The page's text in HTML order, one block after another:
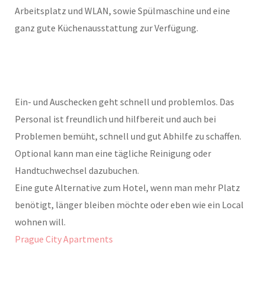
Arbeitsplatz und WLAN, sowie Spülmaschine und eine
ganz gute Küchenausstattung zur Verfügung.
Ein- und Auschecken geht schnell und problemlos. Das
Personal ist freundlich und hilfbereit und auch bei
Problemen bemüht, schnell und gut Abhilfe zu schaffen.
Optional kann man eine tägliche Reinigung oder
Handtuchwechsel dazubuchen.
Eine gute Alternative zum Hotel, wenn man mehr Platz
benötigt, länger bleiben möchte oder eben wie ein Local
wohnen will.
Prague City Apartments